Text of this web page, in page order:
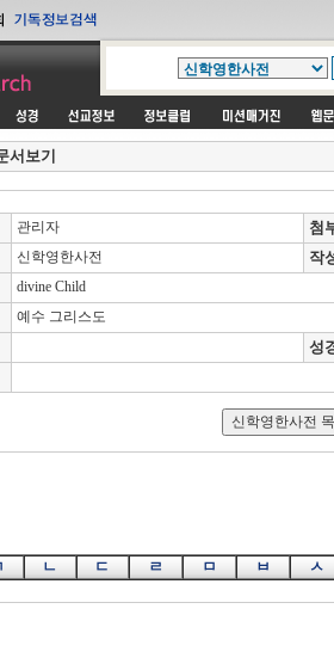
서보기
관리자
첨
신학영한사전
작
divine Child
예수 그리스도
성
ㄴ ㄷ ㄹ ㅁ ㅂ ㅅ